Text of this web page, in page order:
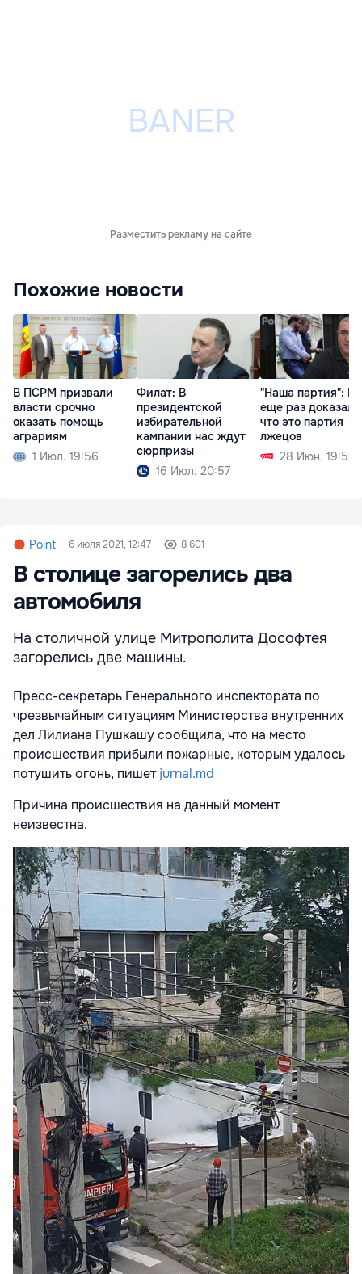
Разместить рекламу на сайте
Похожие новости
В ПСРМ призвали
власти срочно
оказать помощь
аграриям
1 Июл. 19:56
Филат: В
президентской
избирательной
кампании нас ждут
сюрпризы
16 Июл. 20:57
"Наша партия":
еще раз
что это партия
лжецов
28 Июн. 19:59
Point 6 июля 2021, 12:47 8 601
В столице загорелись два
автомобиля
На столичной улице Митрополита Дософтея
загорелись две машины.
Пресс-секретарь Генерального инспектората по
чрезвычайным ситуациям Министерства внутренних
дел Лилиана Пушкашу сообщила, что на место
происшествия прибыли пожарные, которым удалось
потушить огонь, пишетjurnal.md
Причина происшествия на данный момент
неизвестна.